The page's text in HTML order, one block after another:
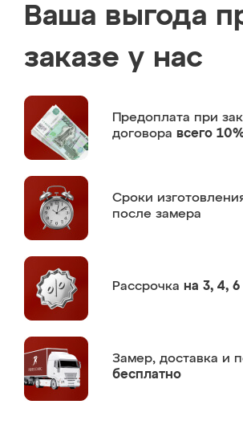
Ваша выгода
заказе у нас
Предоплата при
договора всего
Сроки
после замера
Рассрочка на 3, 4,
Замер, доставка и
бесплатно